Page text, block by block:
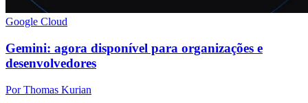
Google Cloud
Gemini: agora disponível para organizações e
desenvolvedores
Por Thomas Kurian